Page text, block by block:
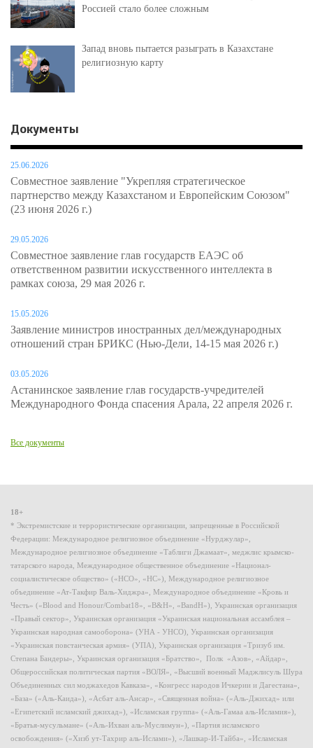
Россией стало более сложным
Запад вновь пытается разыграть в Казахстане
религиозную карту
Документы
25.06.2026
Совместное заявление "Укрепляя стратегическое
партнерство между Казахстаном и Европейским Союзом"
(23 июня 2026 г.)
29.05.2026
Совместное заявление глав государств ЕАЭС об
ответственном развитии искусственного интеллекта в
рамках союза, 29 мая 2026 г.
15.05.2026
Заявление министров иностранных дел/международных
отношений стран БРИКС (Нью-Дели, 14-15 мая 2026 г.)
03.05.2026
Астанинское заявление глав государств-учредителей
Международного Фонда спасения Арала, 22 апреля 2026 г.
Все документы
18+
* Экстремистские и террористические организации, запрещенные в Российской
Федерации: Международное религиозное объединение «Нурджулар»,
Международное религиозное объединение «Таблиги Джамаат», меджлис крымско-
татарского народа, Международное общественное объединение «Национал-
социалистическое общество» («НСО», «НС»), Международное религиозное
объединение «Ат-Такфир Валь-Хиджра», Международное объединение «Кровь и
Честь» («Blood and Honour/Combat18», «B&H», «BandH»), Украинская организация
«Правый сектор», Украинская организация «Украинская национальная ассамблея –
Украинская народная самооборона» (УНА - УНСО), Украинская организация
«Украинская повстанческая армия» (УПА), Украинская организация «Тризуб им.
Степана Бандеры», Украинская организация «Братство», Полк «Азов», «Айдар»,
Общероссийская политическая партия «ВОЛЯ», «Высший военный Маджлисуль Шура
Объединенных сил моджахедов Кавказа», «Конгресс народов Ичкерии и Дагестана»,
«База» («Аль-Каида»), «Асбат аль-Ансар», «Священная война» («Аль-Джихад» или
«Египетский исламский джихад»), «Исламская группа» («Аль-Гамаа аль-Исламия»),
«Братья-мусульмане» («Аль-Ихван аль-Муслимун»), «Партия исламского
освобождения» («Хизб ут-Тахрир аль-Ислами»), «Лашкар-И-Тайба», «Исламская